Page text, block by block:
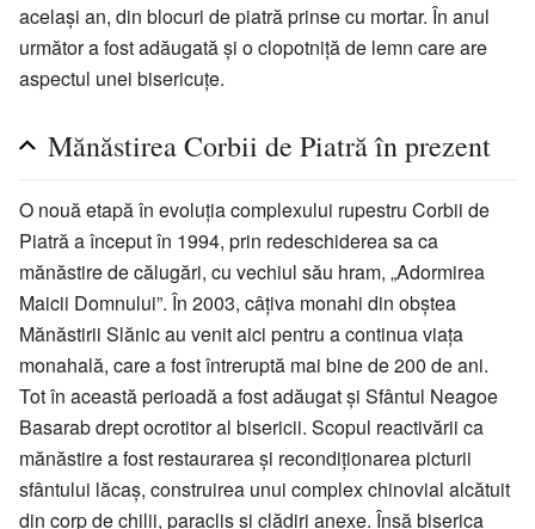
același an, din blocuri de piatră prinse cu mortar. În anul
următor a fost adăugată şi o clopotniţă de lemn care are
aspectul unei bisericuţe.
Mănăstirea Corbii de Piatră în prezent
O nouă etapă în evoluţia complexului rupestru Corbii de
Piatră a început în 1994, prin redeschiderea sa ca
mănăstire de călugări, cu vechiul său hram, „Adormirea
Maicii Domnului”. În 2003, câţiva monahi din obştea
Mănăstirii Slănic au venit aici pentru a continua viaţa
monahală, care a fost întreruptă mai bine de 200 de ani.
Tot în această perioadă a fost adăugat şi Sfântul Neagoe
Basarab drept ocrotitor al bisericii. Scopul reactivării ca
mănăstire a fost restaurarea şi recondiţionarea picturii
sfântului lăcaş, construirea unui complex chinovial alcătuit
din corp de chilii, paraclis şi clădiri anexe. Însă biserica